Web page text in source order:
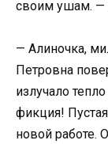
своим ушам. —
— Алиночка,
Петровна
излучало
фикция!
новой работе.